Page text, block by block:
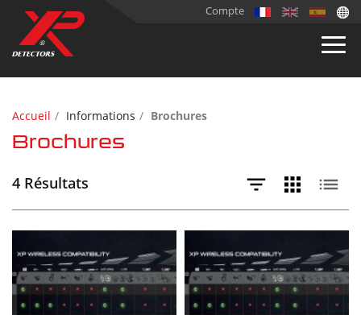
Compte
Accueil Informations Brochures
Brochures
4 Résultats